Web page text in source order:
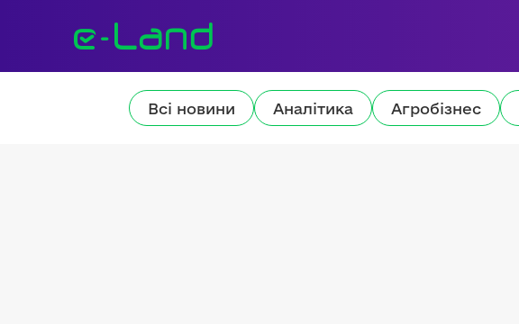
Всі новини Аналітика Агробізнес